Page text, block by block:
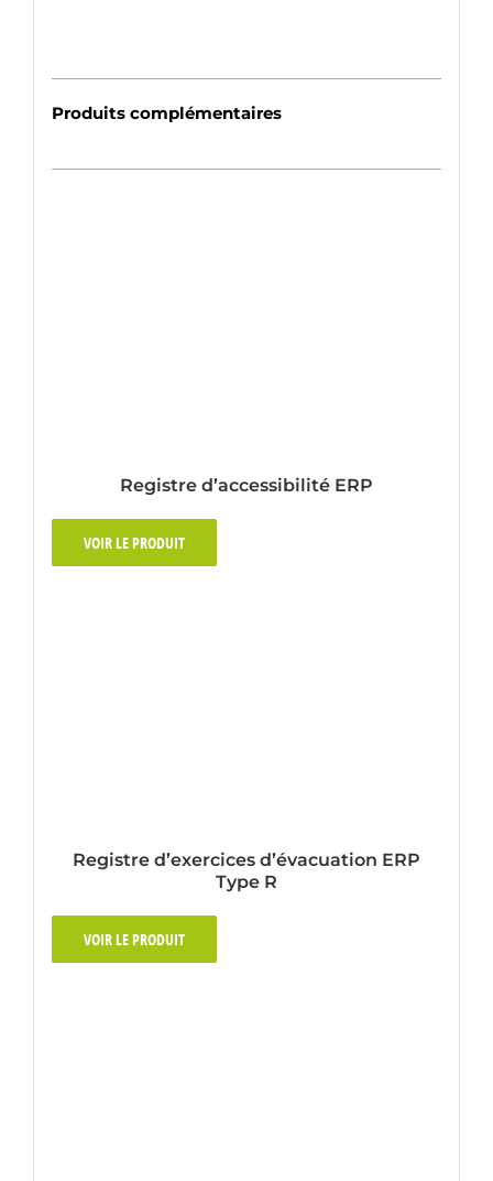
Produits complémentaires
Registre d’accessibilité ERP
VOIR LE PRODUIT
Registre d’exercices d’évacuation ERP
Type R
VOIR LE PRODUIT